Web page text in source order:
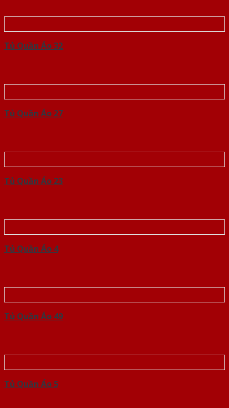
Tủ Quần Áo 32
Tủ Quần Áo 27
Tủ Quần Áo 23
Tủ Quần Áo 4
Tủ Quần Áo 49
Tủ Quần Áo 5